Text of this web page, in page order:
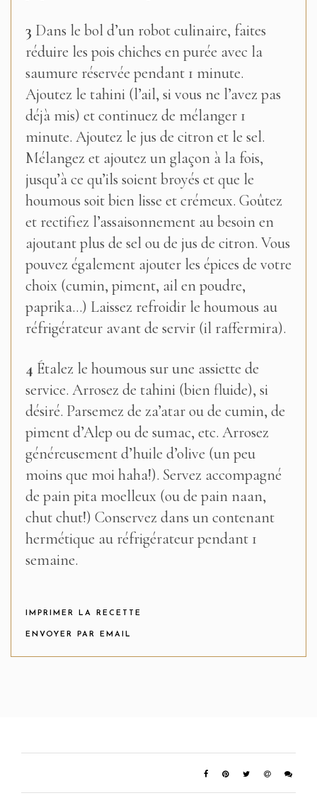
3 Dans le bol d’un robot culinaire, faites
réduire les pois chiches en purée avec la
saumure réservée pendant 1 minute.
Ajoutez le tahini (l’ail, si vous ne l’avez pas
déjà mis) et continuez de mélanger 1
minute. Ajoutez le jus de citron et le sel.
Mélangez et ajoutez un glaçon à la fois,
jusqu’à ce qu’ils soient broyés et que le
houmous soit bien lisse et crémeux. Goûtez
et rectifiez l’assaisonnement au besoin en
ajoutant plus de sel ou de jus de citron. Vous
pouvez également ajouter les épices de votre
choix (cumin, piment, ail en poudre,
paprika…) Laissez refroidir le houmous au
réfrigérateur avant de servir (il raffermira).
4 Étalez le houmous sur une assiette de
service. Arrosez de tahini (bien fluide), si
désiré. Parsemez de za’atar ou de cumin, de
piment d’Alep ou de sumac, etc. Arrosez
généreusement d’huile d’olive (un peu
moins que moi haha!). Servez accompagné
de pain pita moelleux (ou de pain naan,
chut chut!) Conservez dans un contenant
hermétique au réfrigérateur pendant 1
semaine.
IMPRIMER LA RECETTE
ENVOYER PAR EMAIL